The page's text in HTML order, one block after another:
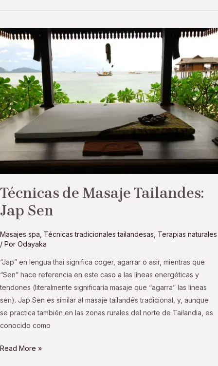
Técnicas de Masaje Tailandes:
Jap Sen
Masajes spa Técnicas tradicionales tailandesas Terapias naturales
/ Por Odayaka
“Jap” en lengua thai significa coger, agarrar o asir, mientras que
“Sen” hace referencia en este caso a las líneas energéticas y
tendones (literalmente significaría masaje que “agarra” las líneas
sen). Jap Sen es similar al masaje tailandés tradicional, y, aunque
se practica también en las zonas rurales del norte de Tailandia, es
conocido como
Técnicas
de
Masaje
Tailandes:
Jap
Sen
Read More »